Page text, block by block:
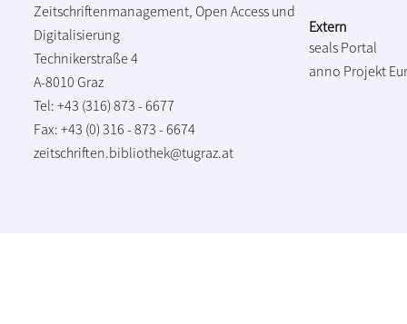
Zeitschriftenmanagement, Open Access und
Digitalisierung
Technikerstraße 4
A-8010 Graz
Tel: +43 (316) 873 - 6677
Fax: +43 (0) 316 - 873 - 6674
zeitschriften.bibliothek@tugraz.at
Extern
seals Portal
anno Projekt